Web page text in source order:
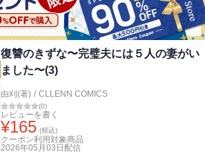
復讐のきずな〜完璧夫には５人の妻がい
ました〜(3)
由刈(著) / CLLENN COMICS
(0)
レビューを書く
¥165 (税込)
クーポン利用対象商品
2026年05月03日 配信